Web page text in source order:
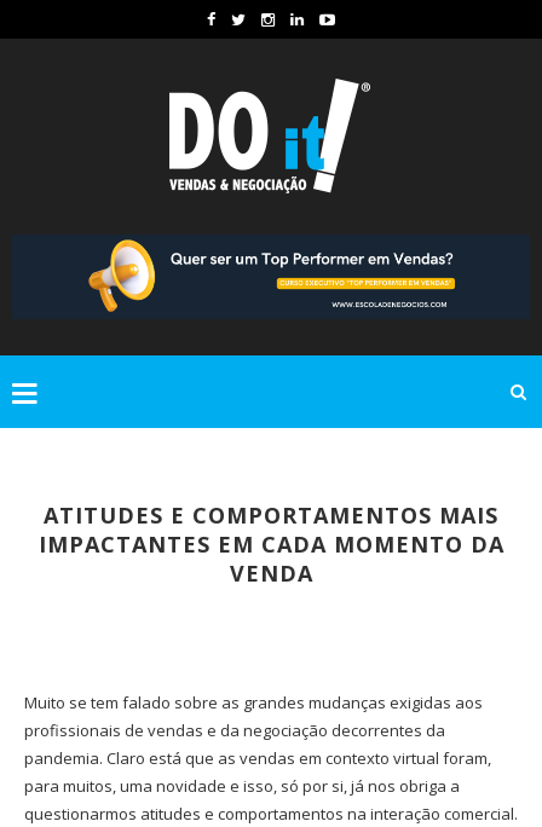
ATITUDES E COMPORTAMENTOS MAIS
IMPACTANTES EM CADA MOMENTO DA
VENDA
Muito se tem falado sobre as grandes mudanças exigidas aos
profissionais de vendas e da negociação decorrentes da
pandemia. Claro está que as vendas em contexto virtual foram,
para muitos, uma novidade e isso, só por si, já nos obriga a
questionarmos atitudes e comportamentos na interação comercial.